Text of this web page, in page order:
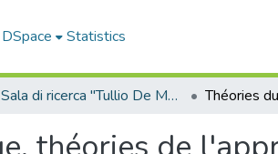
Statistics
Sala di ricerca "Tullio De Mauro"